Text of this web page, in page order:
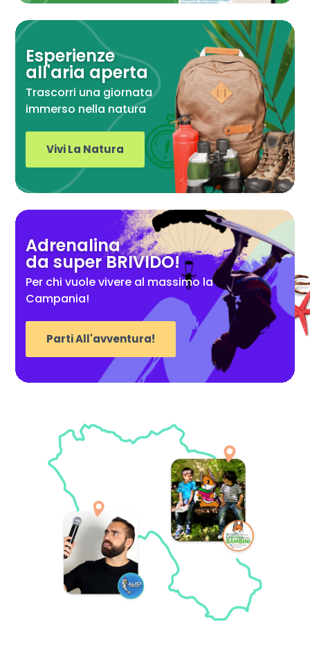
Esperienze
all'aria aperta
Trascorri una giornata
immerso nella natura
Vivi La Natura
Adrenalina
da super BRIVIDO!
Per chi vuole vivere al massimo la
Campania!
Parti All'avventura!